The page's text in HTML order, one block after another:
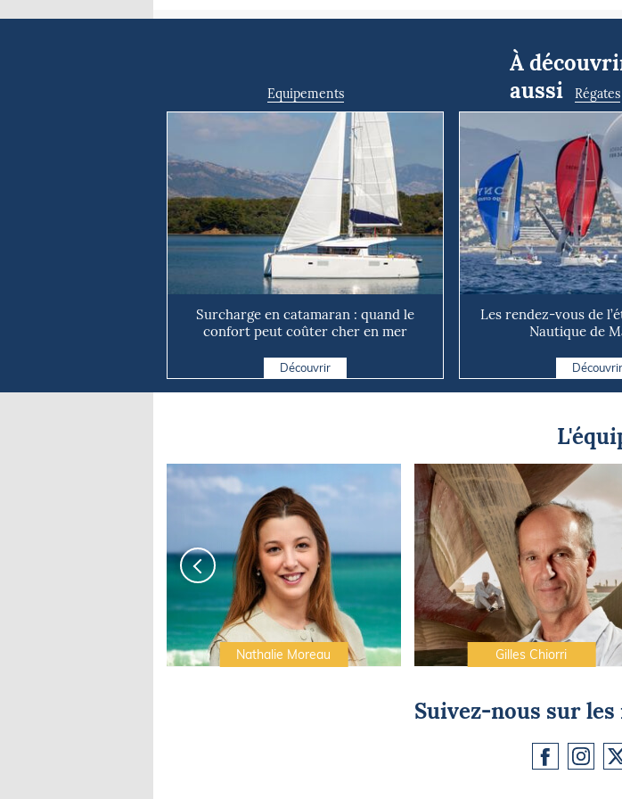
À
aussi
Equipements
Surcharge en catamaran : quand le
confort peut coûter cher en mer
Découvrir
Régates
Les rendez-vous de
Nautique de
Découvrir
Nathalie Moreau Gilles Chiorri
Suivez-nous sur